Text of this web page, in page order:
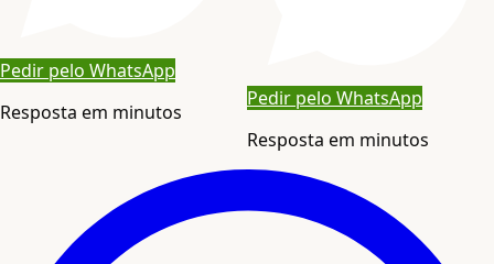
Pedir pelo WhatsApp
Resposta em minutos
Pedir pelo WhatsApp
Resposta em minutos